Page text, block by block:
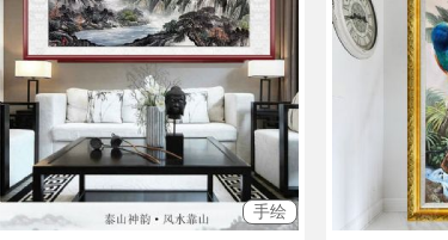
手绘